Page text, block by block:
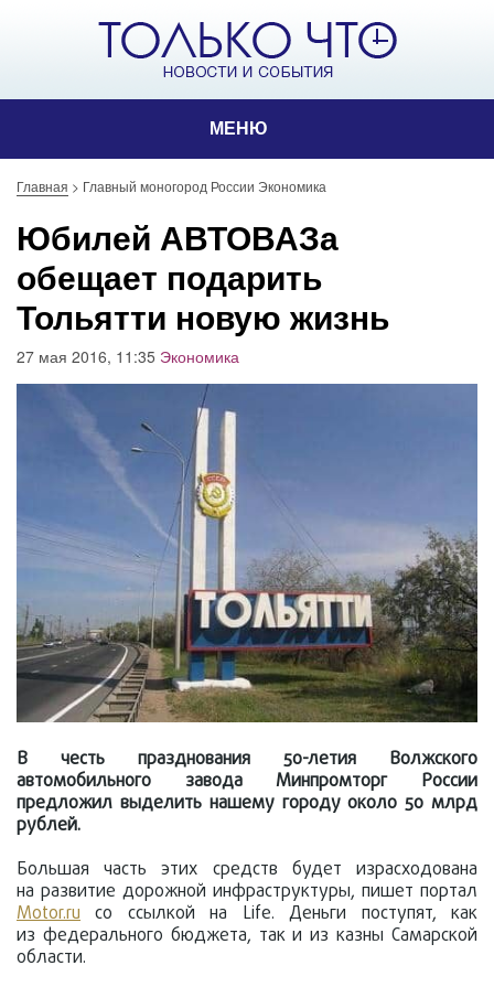
МЕНЮ
Главная > Главный моногород России Экономика
Юбилей АВТОВАЗа
обещает подарить
Тольятти новую жизнь
27 мая 2016, 11:35 Экономика
В честь празднования 50-летия Волжского
автомобильного завода Минпромторг России
предложил выделить нашему городу около 50 млрд
рублей.
Большая часть этих средств будет израсходована
на развитие дорожной инфраструктуры, пишет портал
Motor.ru со ссылкой на Life. Деньги поступят, как
из федерального бюджета, так и из казны Самарской
области.